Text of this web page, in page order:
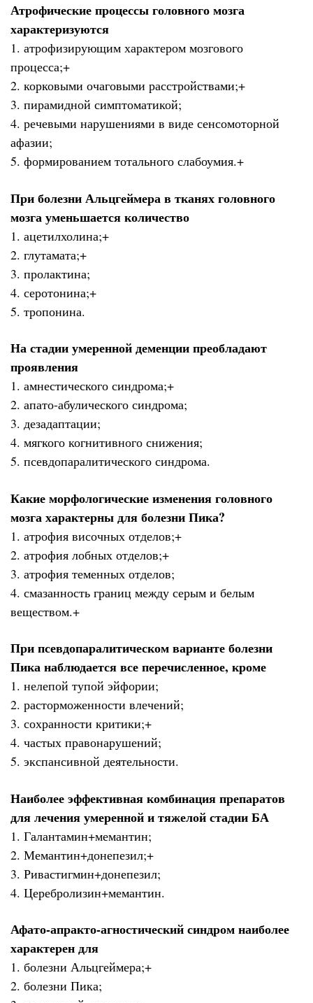
Атрофические процессы головного мозга
характеризуются
1. атрофизирующим характером мозгового
процесса;+
2. корковыми очаговыми расстройствами;+
3. пирамидной симптоматикой;
4. речевыми нарушениями в виде сенсомоторной
афазии;
5. формированием тотального слабоумия.+
При болезни Альцгеймера в тканях головного
мозга уменьшается количество
1. ацетилхолина;+
2. глутамата;+
3. пролактина;
4. серотонина;+
5. тропонина.
На стадии умеренной деменции преобладают
проявления
1. амнестического синдрома;+
2. апато-абулического синдрома;
3. дезадаптации;
4. мягкого когнитивного снижения;
5. псевдопаралитического синдрома.
Какие морфологические изменения головного
мозга характерны для болезни Пика?
1. атрофия височных отделов;+
2. атрофия лобных отделов;+
3. атрофия теменных отделов;
4. смазанность границ между серым и белым
веществом.+
При псевдопаралитическом варианте болезни
Пика наблюдается все перечисленное, кроме
1. нелепой тупой эйфории;
2. расторможенности влечений;
3. сохранности критики;+
4. частых правонарушений;
5. экспансивной деятельности.
Наиболее эффективная комбинация препаратов
для лечения умеренной и тяжелой стадии БА
1. Галантамин+мемантин;
2. Мемантин+донепезил;+
3. Ривастигмин+донепезил;
4. Церебролизин+мемантин.
Афато-апракто-агностический синдром наиболее
характерен для
1. болезни Альцгеймера;+
2. болезни Пика;